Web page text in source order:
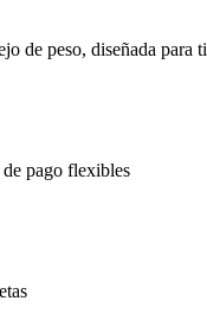
de peso, diseñada para ti
pago flexibles